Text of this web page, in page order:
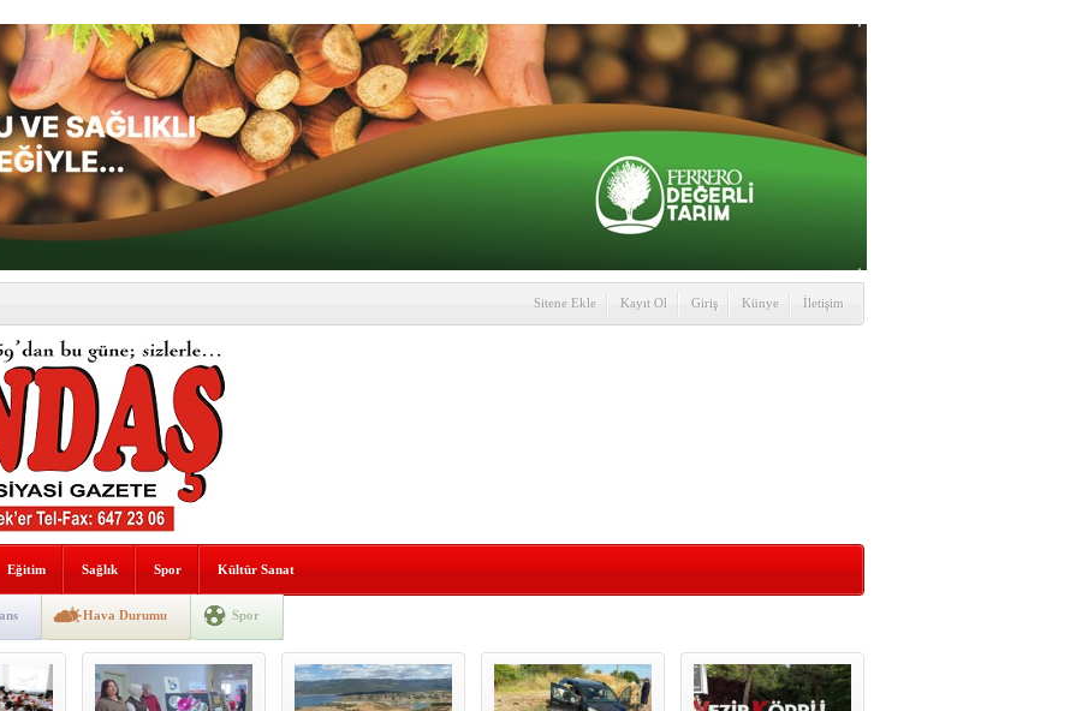
yaşandı!
kapsamlı şekilde
Çocuk 5 Yaralı
Sitene Ekle Kayıt Ol Giriş Künye İletişim
Eğitim Sağlık Spor Kültür Sanat
Hava Durumu Spor